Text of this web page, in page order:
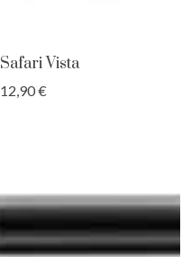
Safari Vista
12,90 €